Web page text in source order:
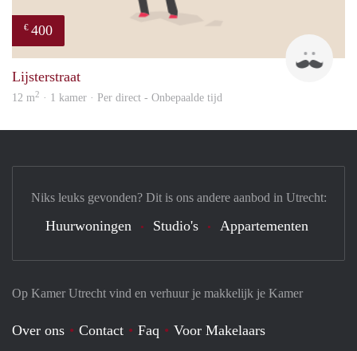
€ 400
Lijsterstraat
12 m2 · 1 kamer · Per direct - Onbepaalde tijd
Op Kamer Utrecht vind en verhuur je makkelijk je Kamer
Over ons Contact Faq Voor Makelaars
Niks leuks gevonden? Dit is ons andere aanbod in Utrecht:
Huurwoningen Studio's Appartementen